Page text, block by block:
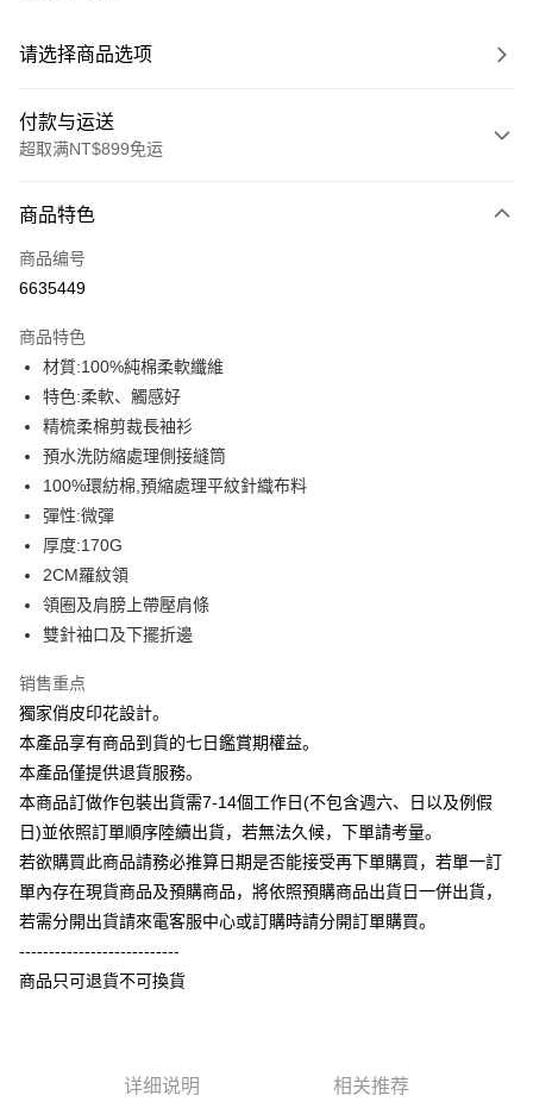
请选择商品选项
付款与运送
超取满NT$899免运
信用卡一次付款
信用卡分期付款
合作金库商业银行
华南商业银行
上海商业储蓄银行
国泰世华商业银行
台湾中小企业银行
汇丰（台湾）商业银行
华泰商业银行
联邦商业银行
远东国际商业银行
元大商业银行
玉山商业银行
台新国际商业银行
台湾乐天信用卡公司
6期 0利率，每期
华南商业银行
上海商业储蓄银行
国泰世华商业银行
台湾中小企业银行
台中商业银行
汇丰（台湾）商业银行
联邦商业银行
元大商业银行
玉山商业银行
台新国际商业银行
台湾乐天信用卡公司
12期 0利率，每期 NT$27
合作金库商业银行
上海商业储蓄银行
国泰世华商业银行
兆丰国际商业银行
台湾中小企业银行
汇丰（台湾）商业银行
联邦商业银行
元大商业银行
玉山商业银行
台新国际商业银行
超商取货付款
LINE Pay
Apple Pay
街口支付
悠遊付
Google Pay
Plus PAY
大哥付你分期
相关说明
1. 本服务由台湾大哥大提供，电信用户可立即使用无须另外申请。（限个人
月租型门号，不开放公司户及预付卡使用）
2. 付款方式选择 “大哥付你分期”，订单成立后会自动跳转到大哥付的交易流
程，验证手机门号后，选择欲分期的期数、缴款截止日，确认付款后即完成
交易。
3. 实际核准额度、可分期数及费用金额请依后续交易确认页面所载为准。
容。
账／街口支付／iPASS MONEY”等通路缴费。
AFTEE先享后付
相关说明
一、關於 AFTEE先享後付
1. 於付款方式選擇AFTEE先享後付，將跳出AFTEE先享後付手機驗證視
2. 進行簡訊驗證之後，即可完成結帳手續。
3. 訂單確認後不需事先繳費，商品會配送至您的指定地址。
4. 下訂完成後，您的手機會收到一封繳費通知簡訊，APP會員則會收到
AFTEE APP推播通知。
請留意繳費期限為 14 天。唯有下載 AFTEE App 成為 AFTEE 會員者方能享
有最長 45 天內付款之服務。
ATM付款
全家付款取貨
每笔NT$60，满NT$899(含以上)免运费
商品特色
商品编号
6635449
商品特色
材質:100%純棉柔軟纖維
特色:柔軟、觸感好
精梳柔棉剪裁長袖衫
預水洗防縮處理側接縫筒
100%環紡棉,預縮處理平紋針織布料
彈性:微彈
厚度:170G
2CM羅紋領
領圈及肩膀上帶壓肩條
雙針袖口及下擺折邊
销售重点
獨家俏皮印花設計。
本產品享有商品到貨的七日鑑賞期權益。
本產品僅提供退貨服務。
本商品訂做作包裝出貨需7-14個工作日(不包含週六、日以及例假
日)並依照訂單順序陸續出貨，若無法久候，下單請考量。
若欲購買此商品請務必推算日期是否能接受再下單購買，若單一訂
單內存在現貨商品及預購商品，將依照預購商品出貨日一併出貨，
若需分開出貨請來電客服中心或訂購時請分開訂單購買。
---------------------------
商品只可退貨不可換貨
详细说明 相关推荐